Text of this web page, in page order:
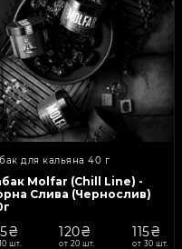
для кальяна 40 г
Molfar (Chill Line) -
Слива (Чернослив)
шт.
120₴
от 20 шт.
115₴
от 30 шт.